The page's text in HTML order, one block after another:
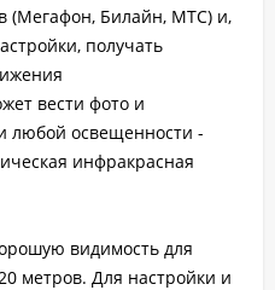
(Мегафон, Билайн, МТС) и,
получать
вести фото и
любой освещенности -
инфракрасная
видимость для
метров. Для настройки и